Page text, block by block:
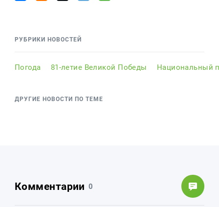
РУБРИКИ НОВОСТЕЙ
Погода 81-летие Великой Победы Национальный
ДРУГИЕ НОВОСТИ ПО ТЕМЕ
Комментарии 0